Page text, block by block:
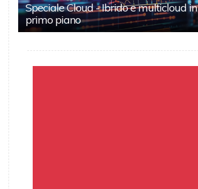
Speciale Cloud - Ibrido e multicloud in
primo piano